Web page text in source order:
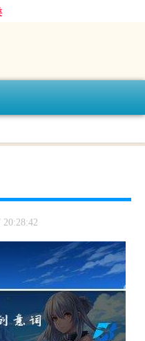
20:28:42